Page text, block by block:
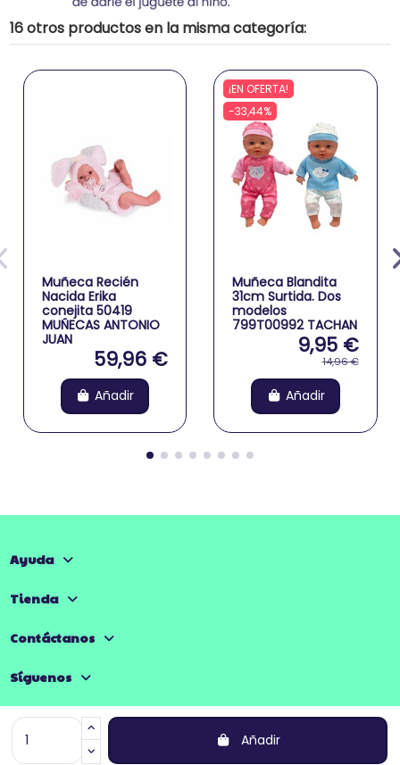
Añadir
16 otros productos en la misma categoría:
Muñeca Recién
Nacida Erika
conejita 50419
MUÑECAS ANTONIO
JUAN
59,96 €
Añadir
¡EN OFERTA!
-33,44%
Muñeca Blandita
31cm Surtida. Dos
modelos
799T00992 TACHAN
9,95 €
14,96 €
Añadir
Ayuda
Tienda
Contáctanos
Síguenos